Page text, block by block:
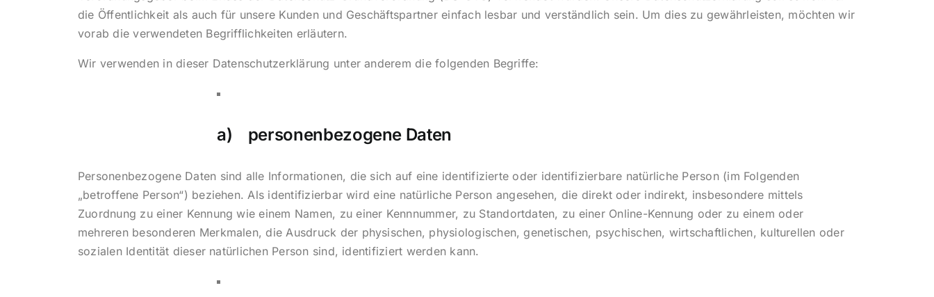
die Öffentlichkeit als auch für unsere Kunden und Geschäftspartner einfach lesbar und verständlich sein. Um dies zu gewährleisten, möchten wir
vorab die verwendeten Begrifflichkeiten erläutern.
Wir verwenden in dieser Datenschutzerklärung unter anderem die folgenden Begriffe:
a) personenbezogene Daten
Personenbezogene Daten sind alle Informationen, die sich auf eine identifizierte oder identifizierbare natürliche Person (im Folgenden
„betroffene Person“) beziehen. Als identifizierbar wird eine natürliche Person angesehen, die direkt oder indirekt, insbesondere mittels
Zuordnung zu einer Kennung wie einem Namen, zu einer Kennnummer, zu Standortdaten, zu einer Online-Kennung oder zu einem oder
mehreren besonderen Merkmalen, die Ausdruck der physischen, physiologischen, genetischen, psychischen, wirtschaftlichen, kulturellen oder
sozialen Identität dieser natürlichen Person sind, identifiziert werden kann.